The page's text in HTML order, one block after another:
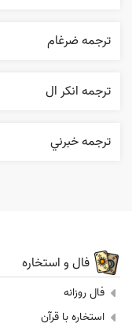
ترجمه ضرغام
ترجمه انکر ال
ترجمه خبرني
فال و استخاره
فال روزانه
استخاره با قرآن